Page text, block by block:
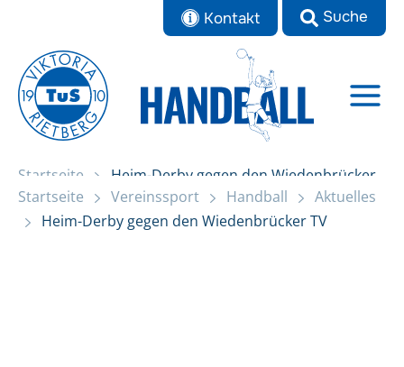
springen
Kontakt
Startseite
Heim-Derby gegen den Wiedenbrücker
TV
Startseite Vereinssport Handball
Aktuelles
Heim-Derby gegen den Wiedenbrücker TV